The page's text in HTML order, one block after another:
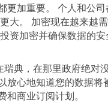
更加重要。 个人和公
大。 加密现在越来越
资加密并确保数据的安
典，在那里政府绝对
放心地知道您的数据
商业订阅计划。